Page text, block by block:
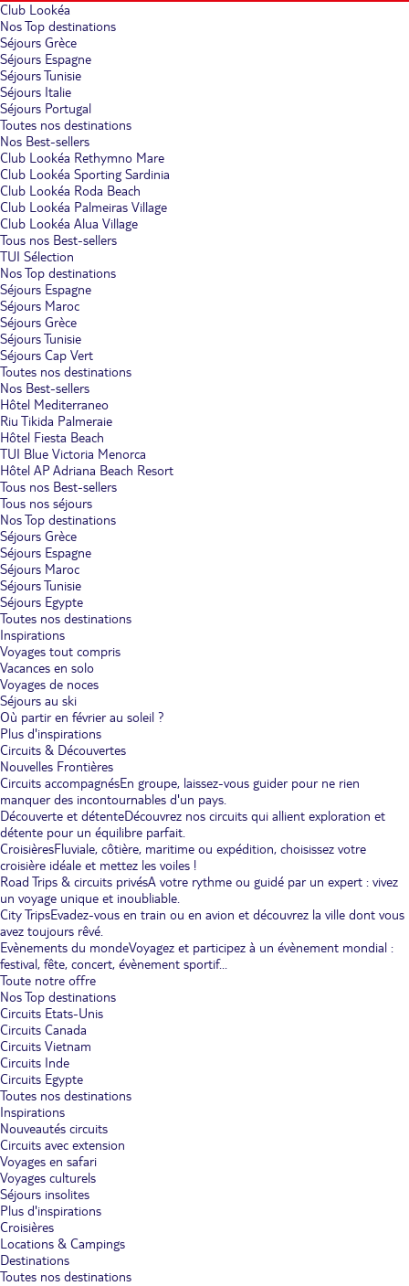
Club Lookéa
Nos Top destinations
Séjours Grèce
Séjours Espagne
Séjours Tunisie
Séjours Italie
Séjours Portugal
Toutes nos destinations
Nos Best-sellers
Club Lookéa Rethymno Mare
Club Lookéa Sporting Sardinia
Club Lookéa Roda Beach
Club Lookéa Palmeiras Village
Club Lookéa Alua Village
Tous nos Best-sellers
TUI Sélection
Nos Top destinations
Séjours Espagne
Séjours Maroc
Séjours Grèce
Séjours Tunisie
Séjours Cap Vert
Toutes nos destinations
Nos Best-sellers
Hôtel Mediterraneo
Riu Tikida Palmeraie
Hôtel Fiesta Beach
TUI Blue Victoria Menorca
Hôtel AP Adriana Beach Resort
Tous nos Best-sellers
Tous nos séjours
Nos Top destinations
Séjours Grèce
Séjours Espagne
Séjours Maroc
Séjours Tunisie
Séjours Egypte
Toutes nos destinations
Inspirations
Voyages tout compris
Vacances en solo
Voyages de noces
Séjours au ski
Où partir en février au soleil ?
Plus d'inspirations
Circuits & Découvertes
Nouvelles Frontières
Circuits accompagnésEn groupe, laissez-vous guider pour ne rien
manquer des incontournables d'un pays.
Découverte et détenteDécouvrez nos circuits qui allient exploration et
détente pour un équilibre parfait.
CroisièresFluviale, côtière, maritime ou expédition, choisissez votre
croisière idéale et mettez les voiles !
Road Trips & circuits privésA votre rythme ou guidé par un expert : vivez
un voyage unique et inoubliable.
City TripsEvadez-vous en train ou en avion et découvrez la ville dont vous
avez toujours rêvé.
Evènements du mondeVoyagez et participez à un évènement mondial :
festival, fête, concert, évènement sportif...
Toute notre offre
Nos Top destinations
Circuits Etats-Unis
Circuits Canada
Circuits Vietnam
Circuits Inde
Circuits Egypte
Toutes nos destinations
Inspirations
Nouveautés circuits
Circuits avec extension
Voyages en safari
Voyages culturels
Séjours insolites
Plus d'inspirations
Croisières
Locations & Campings
Destinations
Toutes nos destinations